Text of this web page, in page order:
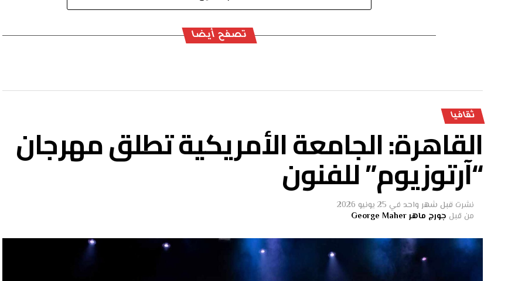
تصفح أيضا
ثقافيا
القاهرة: الجامعة الأمريكية تطلق مهرجان
“آرتوزيوم” للفنون
نشرت قبل شهر واحد في 25 يونيو 2026
من قبل جورج ماهر George Maher